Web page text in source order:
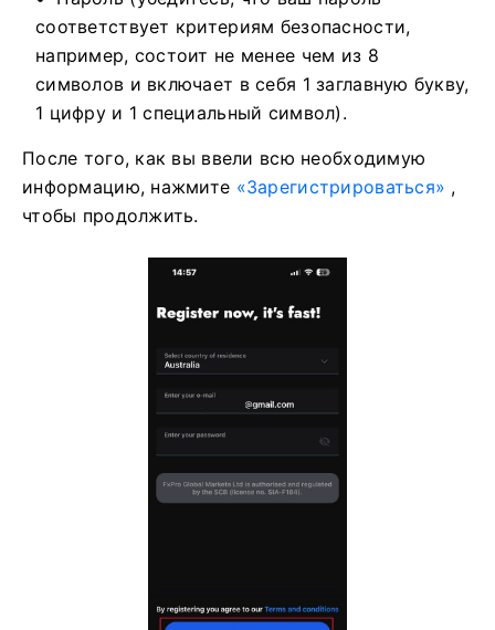
соответствует критериям безопасности,
например, состоит не менее чем из 8
символов и включает в себя 1 заглавную букву,
1 цифру и 1 специальный символ).
После того, как вы ввели всю необходимую
информацию, нажмите «Зарегистрироваться» ,
чтобы продолжить.